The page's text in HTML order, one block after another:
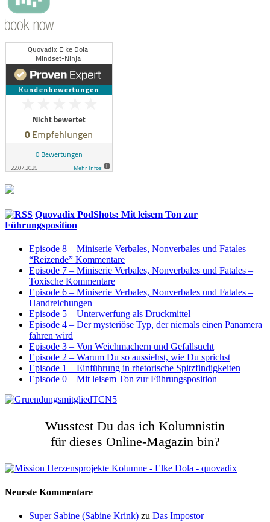
Quovadix PodShots: Mit leisem Ton zur
Führungsposition
Episode 8 – Miniserie Verbales, Nonverbales und Fatales –
“Reizende” Kommentare
Episode 7 – Miniserie Verbales, Nonverbales und Fatales –
Toxische Kommentare
Episode 6 – Miniserie Verbales, Nonverbales und Fatales –
Handreichungen
Episode 5 – Unterwerfung als Druckmittel
Episode 4 – Der mysteriöse Typ, der niemals einen Panamera
fahren wird
Episode 3 – Von Weichmachern und Gefallsucht
Episode 2 – Warum Du so aussiehst, wie Du sprichst
Episode 1 – Einführung in rhetorische Spitzfindigkeiten
Episode 0 – Mit leisem Ton zur Führungsposition
Wusstest Du das ich Kolumnistin
für dieses Online-Magazin bin?
Neueste Kommentare
Super Sabine (Sabine Krink) zu Das Impostor